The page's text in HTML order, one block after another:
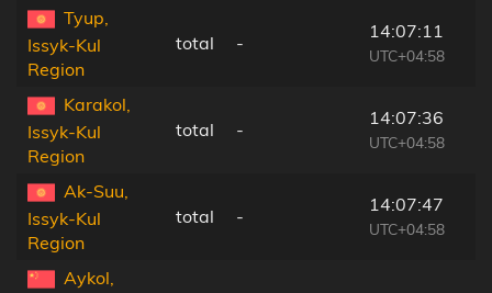
Tyup,
Issyk-Kul
Region
total -
14:07:11
UTC+04:58
Karakol,
Issyk-Kul
Region
total -
14:07:36
UTC+04:58
Ak-Suu,
Issyk-Kul
Region
total -
14:07:47
UTC+04:58
Aykol,